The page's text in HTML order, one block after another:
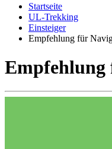
Startseite
UL-Trekking
Einsteiger
Empfehlung für
Empfehlung